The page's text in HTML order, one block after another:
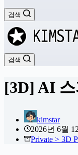
검색
검색
[3D] AI
kimstar
2026년 6월
Private > 3D